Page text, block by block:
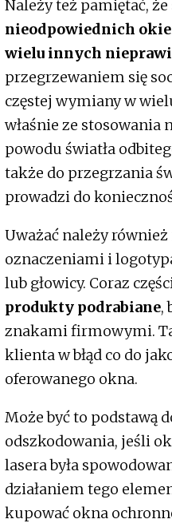
Należy też pamiętać, że
nieodpowiednich
wielu innych
przegrzewaniem się
częstej wymiany w
właśnie ze stosowania
powodu światła
także do przegrzania
prowadzi do
Uważać należy
oznaczeniami i
lub głowicy. Coraz
produkty podrabiane,
znakami firmowymi.
klienta w błąd co do
oferowanego okna.
Może być to podstawą
odszkodowania, jeśli
lasera była
działaniem tego
kupować okna